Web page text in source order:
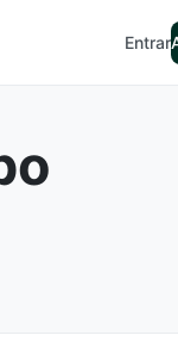
Entrar